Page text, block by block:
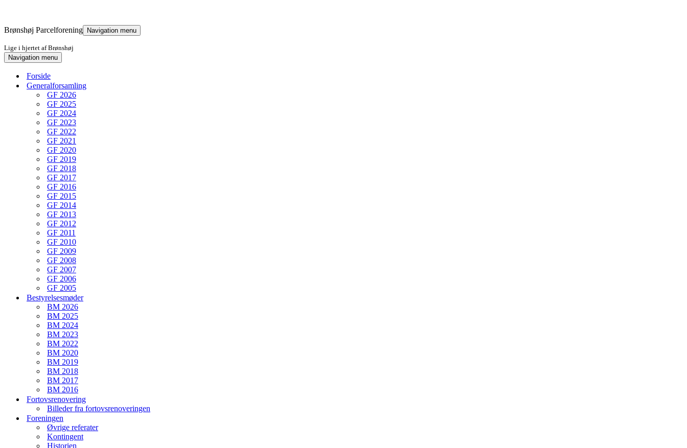
Brønshøj Parcelforening
Lige i hjertet af Brønshøj
Navigation menu
Navigation menu
Forside
Generalforsamling
GF 2026
GF 2025
GF 2024
GF 2023
GF 2022
GF 2021
GF 2020
GF 2019
GF 2018
GF 2017
GF 2016
GF 2015
GF 2014
GF 2013
GF 2012
GF 2011
GF 2010
GF 2009
GF 2008
GF 2007
GF 2006
GF 2005
Bestyrelsesmøder
BM 2026
BM 2025
BM 2024
BM 2023
BM 2022
BM 2020
BM 2019
BM 2018
BM 2017
BM 2016
Fortovsrenovering
Billeder fra fortovsrenoveringen
Foreningen
Øvrige referater
Kontingent
Historien